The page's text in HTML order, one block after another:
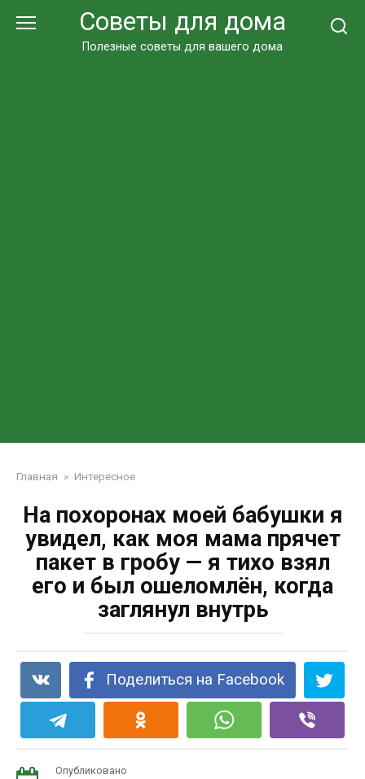
Советы для дома
Полезные советы для вашего дома
Главная » Интересное
На похоронах моей бабушки я
увидел, как моя мама прячет
пакет в гробу — я тихо взял
его и был ошеломлён, когда
заглянул внутрь
Поделиться на Facebook
Опубликовано